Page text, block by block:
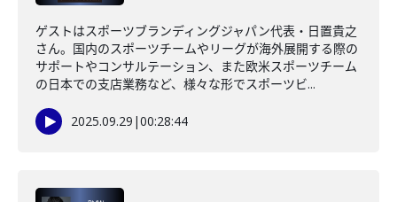
ゲストはスポーツブランディングジャパン代表・日置貴之
さん。国内のスポーツチームやリーグが海外展開する際の
サポートやコンサルテーション、また欧米スポーツチーム
の日本での支店業務など、様々な形でスポーツビ...
2025.09.29 |00:28:44